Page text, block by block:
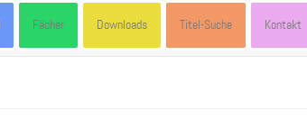
Fächer Downloads Titel-Suche Kontakt